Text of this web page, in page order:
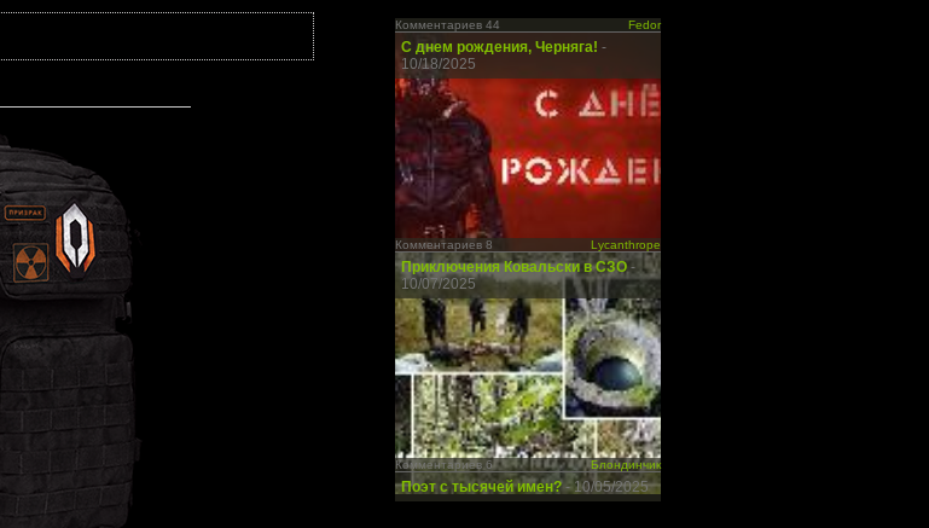
Комментариев 44 Fedor
С днем рождения, Черняга! -
10/18/2025
Комментариев 8 Lycanthrope
Приключения Ковальски в СЗО-
10/07/2025
Комментариев 6 Блондинчик
Поэт с тысячей имен? - 10/05/2025